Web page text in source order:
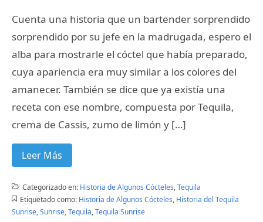
Cuenta una historia que un bartender sorprendido
sorprendido por su jefe en la madrugada, espero el
alba para mostrarle el cóctel que había preparado,
cuya apariencia era muy similar a los colores del
amanecer. También se dice que ya existía una
receta con ese nombre, compuesta por Tequila,
crema de Cassis, zumo de limón y […]
Leer Más
Categorizado en: Historia de Algunos Cócteles,Tequila
Etiquetado como: Historia de Algunos Cócteles, Historia del Tequila
Sunrise,Sunrise,Tequila,Tequila Sunrise